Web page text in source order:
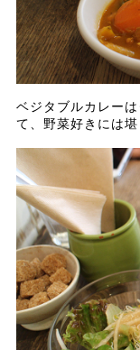
ベジタブルカレー
て、野菜好きには